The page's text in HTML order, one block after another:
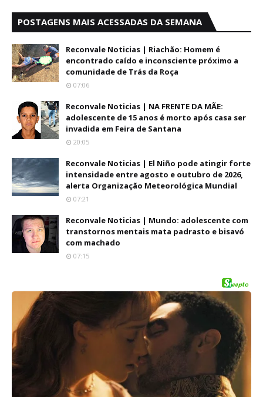
POSTAGENS MAIS ACESSADAS DA SEMANA
Reconvale Noticias | Riachão: Homem é
encontrado caído e inconsciente próximo a
comunidade de Trás da Roça
07:06
Reconvale Noticias | NA FRENTE DA MÃE:
adolescente de 15 anos é morto após casa ser
invadida em Feira de Santana
20:05
Reconvale Noticias | El Niño pode atingir forte
intensidade entre agosto e outubro de 2026,
alerta Organização Meteorológica Mundial
07:21
Reconvale Noticias | Mundo: adolescente com
transtornos mentais mata padrasto e bisavó
com machado
07:15